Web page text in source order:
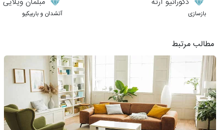
بازسازی آتشدان و باربیکیو
مطالب مرتبط